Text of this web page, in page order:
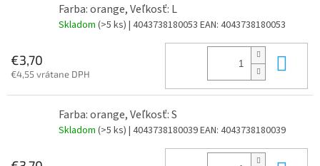
Farba: orange, Veľkosť: L
Skladom (>5 ks) | 4043738180053 EAN: 4043738180053
€3,70
€4,55 vrátane DPH
Farba: orange, Veľkosť: S
Skladom (>5 ks) | 4043738180039EAN: 4043738180039